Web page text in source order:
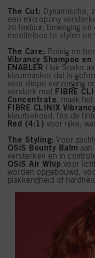
The Cut: Dynamische,
een micropony
zo textuur, beweging
moeiteloos te stylen en
The Care: Reinig en
Vibrancy Shampoo en
ENABLER Hair Sealer
kleurmasker dat is
voor diepe verzorging
versterk met FIBRE
Concentrate, maak
FIBRE CLINIX
kleurbehoud, fris de
Red (4:1) voor rijke,
The Styling: Voor
OSiS Bounty Balm
versterken en in
OSiS Air Whip voor
worden opgebouwd,
plakkerigheid of